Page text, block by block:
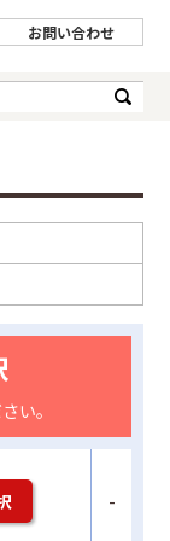
お問い合わせ
い。
-